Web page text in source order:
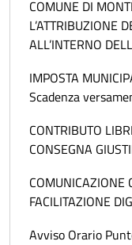
COMUNE DI
L’ATTRIBUZIONE
ALL’INTERNO
IMPOSTA
Scadenza
CONTRIBUTO
CONSEGNA
COMUNICAZIONE
FACILITAZIONE
Avviso Orario